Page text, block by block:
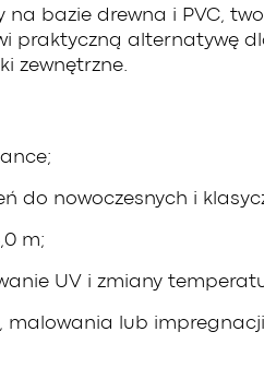
bazie drewna i PVC,
praktyczną alternatywę
zewnętrzne.
do nowoczesnych i
m;
UV i zmiany
malowania lub